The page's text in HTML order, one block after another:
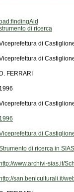
di ricerca
di
di
D. FERRARI
1996
di
1996
di
di ricerca in SIAS
http://www.archivi-sias.it/
http://san.beniculturali.it/